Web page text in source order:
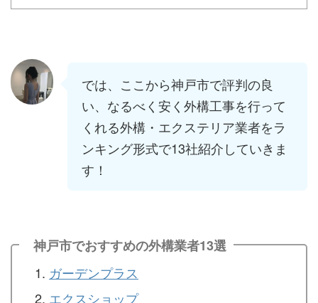
では、ここから神戸市で評判の良
い、なるべく安く外構工事を行って
くれる外構・エクステリア業者をラ
ンキング形式で13社紹介していきま
す！
神戸市でおすすめの外構業者13選
ガーデンプラス
エクスショップ